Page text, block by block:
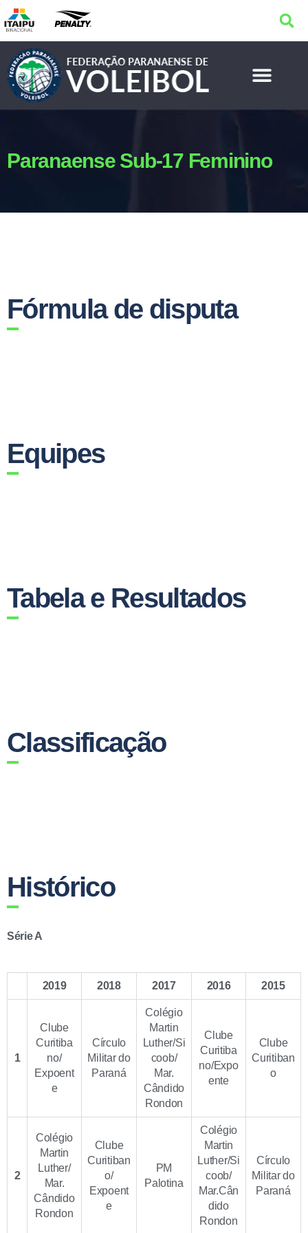
Paranaense Sub-17 Feminino
Fórmula de disputa
Equipes
Tabela e Resultados
Classificação
Histórico
Série A
2019 2018 2017 2016 2015
1
Clube
Curitiba
no/
Expoent
e
Círculo
Militar do
Paraná
Colégio
Martin
Luther/Si
coob/
Mar.
Cândido
Rondon
Clube
Curitiba
no/Expo
ente
Clube
Curitiban
o
2
Colégio
Martin
Luther/
Mar.
Cândido
Rondon
Clube
Curitiban
o/
Expoent
e
PM
Palotina
Colégio
Martin
Luther/Si
coob/
Mar.Cân
dido
Rondon
Círculo
Militar do
Paraná